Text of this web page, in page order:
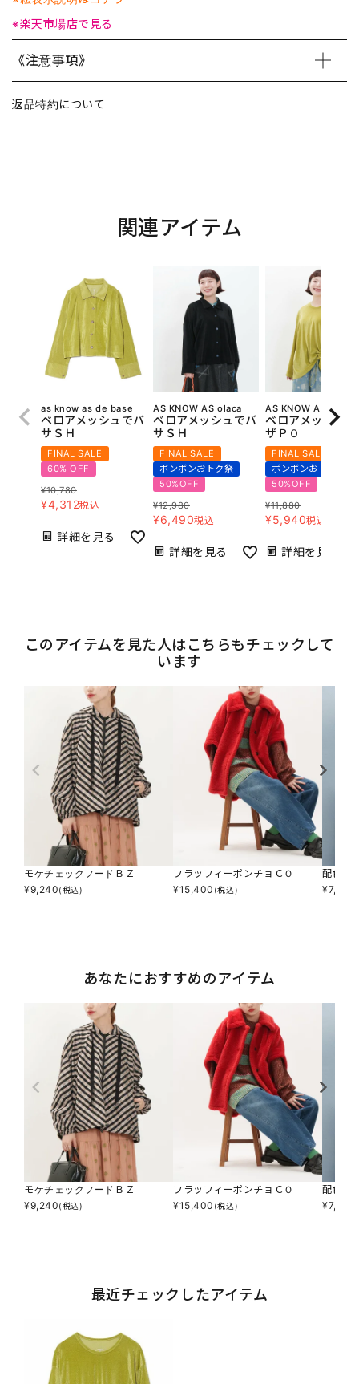
※楽天市場店で見る
《注意事項》
返品特約について
関連アイテム
as know as de base
ベロアメッシュでバ
サＳＨ
FINAL SALE
60% OFF
¥10,780
¥4,312税込
詳細を見る
AS KNOW AS olaca
ベロアメッシュでバ
サＳＨ
FINAL SALE
ボンボンおトク祭
50%OFF
¥12,980
¥6,490税込
詳細を見る
AS KNOW AS olaca
ベロアメッシュ
ザＰＯ
FINAL SALE
ボンボンおトク祭
50%OFF
¥11,880
¥5,940税込
詳細を見る
このアイテムを見た人はこちらもチェックして
います
モケチェックフードＢＺ
¥9,240(税込)
フラッフィーポンチョＣＯ
¥15,400 (税込)
配色ナ
¥7,590
あなたにおすすめのアイテム
モケチェックフードＢＺ
¥9,240(税込)
フラッフィーポンチョＣＯ
¥15,400 (税込)
配色ナ
¥7,590
最近チェックしたアイテム